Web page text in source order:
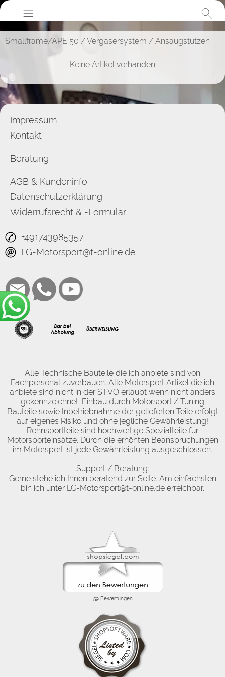
Smallframe/APE 50 /Vergasersystem / Ansaugstutzen
Keine Artikel vorhanden
Impressum
Kontakt
Beratung
AGB & Kundeninfo
Datenschutzerklärung
Widerrufsrecht & -Formular
+491743985357
LG-Motorsport@t-online.de
Alle Technische Bauteile die ich anbiete sind von
Fachpersonal zuverbauen. Alle Motorsport Artikel die ich
anbiete sind nicht in der STVO erlaubt wenn nicht anders
gekennzeichnet. Einbau durch Motorsport / Tuning
Bauteile sowie Inbetriebnahme der gelieferten Teile erfolgt
auf eigenes Risiko und ohne jegliche Gewährleistung!
Rennsportteile sind hochwertige Spezialteile für
Motorsporteinsätze. Durch die erhöhten Beanspruchungen
im Motorsport ist jede Gewährleistung ausgeschlossen.
Support / Beratung:
Gerne stehe ich Ihnen beratend zur Seite. Am einfachsten
bin ich unter LG-Motorsport@t-online.de erreichbar.